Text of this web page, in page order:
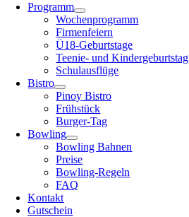
Programm
Wochenprogramm
Firmenfeiern
Ü18-Geburtstage
Teenie- und Kindergeburtstag
Schulausflüge
Bistro
Pinoy Bistro
Frühstück
Burger-Tag
Bowling
Bowling Bahnen
Preise
Bowling-Regeln
FAQ
Kontakt
Gutschein